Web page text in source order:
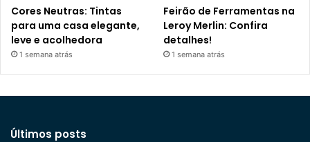
Cores Neutras: Tintas
para uma casa elegante,
leve e acolhedora
1 semana atrás
Feirão de Ferramentas na
Leroy Merlin: Confira
detalhes!
1 semana atrás
Últimos posts